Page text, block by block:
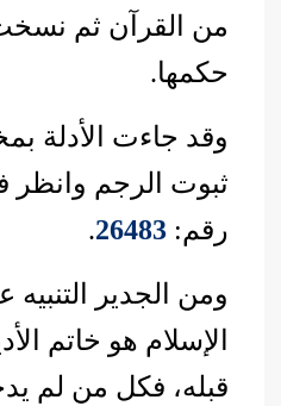
من القرآن ثم نسخت
حكمها.
وقد جاءت الأدلة
ثبوت الرجم وانظر
رقم:26483
.
ومن الجدير التنبيه
الإسلام هو خاتم
قبله، فكل من لم